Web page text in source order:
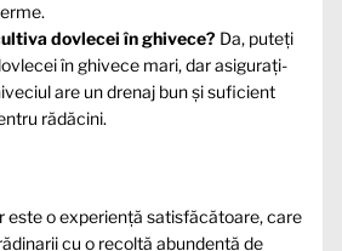
dovlecei în ghivece? Da, puteți
în ghivece mari, dar asigurați-
are un drenaj bun și suficient
rădăcini.
este o experiență satisfăcătoare, care
cu o recoltă abundentă de